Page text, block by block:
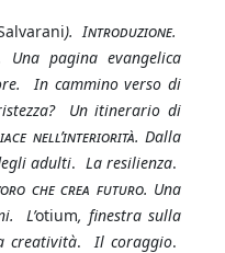
).Introduzione.
Una pagina evangelica
In cammino verso di
Un itinerario di
nell’interiorità. Dalla
adulti. La resilienza.
che crea futuro. Una
L’otium, finestra sulla
creatività.Il coraggio.